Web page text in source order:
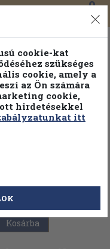
0
Kosárba
cookie-kat
szükséges
cookie, amely a
az Ön számára
cookie,
hirdetésekkel
itt